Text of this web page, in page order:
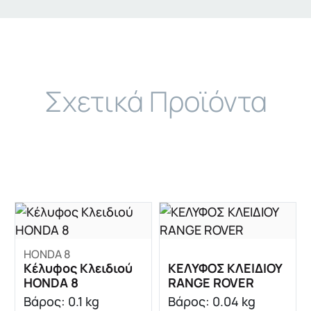
Σχετικά Προϊόντα
HONDA 8
Κέλυφος Κλειδιού
HONDA 8
Βάρος: 0.1 kg
ΚΕΛΥΦΟΣ ΚΛΕΙΔΙΟΥ
RANGE ROVER
Βάρος: 0.04 kg